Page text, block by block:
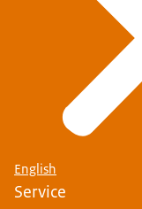
English
Service